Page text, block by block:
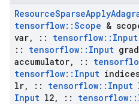
ResourceSparseApply
tensorflow::Scope &
var, :: tensorflow:: Input
::
tensorflow:: Input
accumulator, ::
tensorflow:: Input
lr, :: tensorflow:: Input
Input l2, :: tensorflow::